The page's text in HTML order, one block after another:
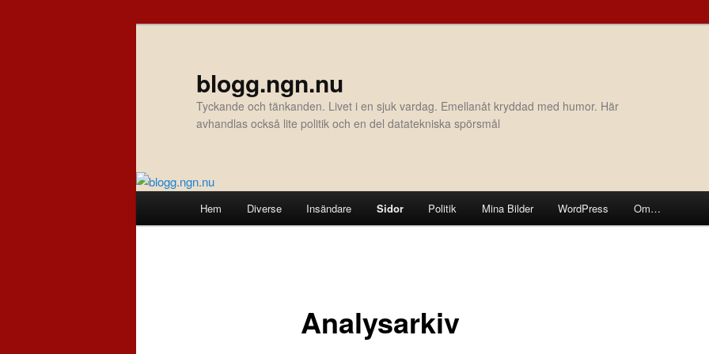
blogg.ngn.nu
Tyckande och tänkanden. Livet i en sjuk vardag. Emellanåt kryddad med humor. Här
avhandlas också lite politik och en del datatekniska spörsmål
Hem Diverse Insändare Sidor Politik Mina Bilder WordPress Om…
Analysarkiv